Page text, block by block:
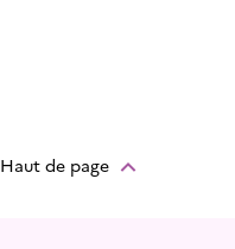
Haut de page